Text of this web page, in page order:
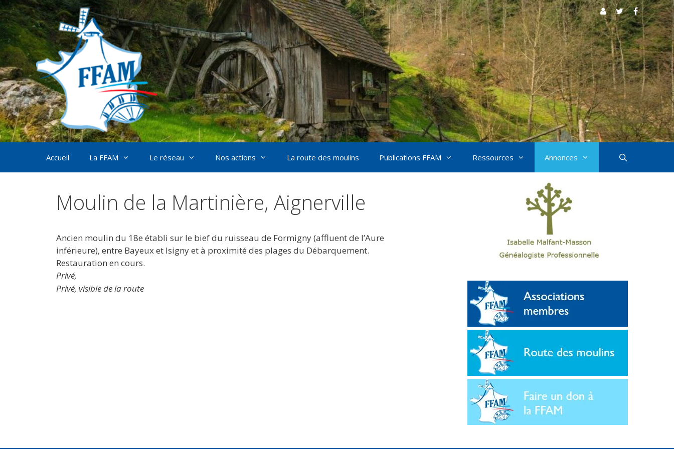
Aller
au
contenu
Accueil La FFAM Le réseau Nos actions La route des moulins Publications FFAM Ressources Annonces
Moulin de la Martinière, Aignerville
Ancien moulin du 18e établi sur le bief du ruisseau de Formigny (affluent de l’Aure
inférieure), entre Bayeux et Isigny et à proximité des plages du Débarquement.
Restauration en cours.
Privé,
Privé, visible de la route